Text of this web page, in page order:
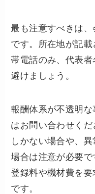
最も注意すべきは
です。所在地が記
帯電話のみ、代表
避けましょう。
報酬体系が不透明
はお問い合わせく
しかない場合や、
場合は注意が必要
登録料や機材費を
です。